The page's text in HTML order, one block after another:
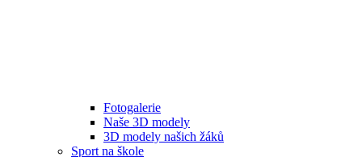
Fotogalerie
Naše 3D modely
3D modely našich žáků
Sport na škole